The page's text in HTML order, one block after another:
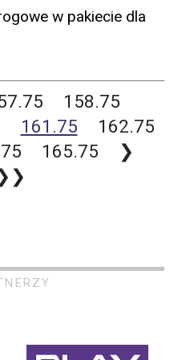
w pakiecie dla
158.75
161.75
162.75
165.75
❯